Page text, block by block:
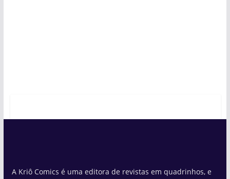
A Kriô Comics é uma editora de revistas em quadrinhos, e